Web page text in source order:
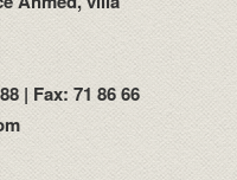
| Fax: 71 86 66